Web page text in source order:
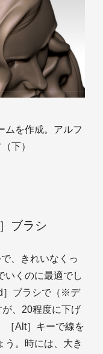
ムを作成。アルフ
下）
ブラシ
、きれいなくっ
いくのに最適でし
］ブラシで（※デ
、20程度に下げ
［Alt］キーで線を
う。時には、大き